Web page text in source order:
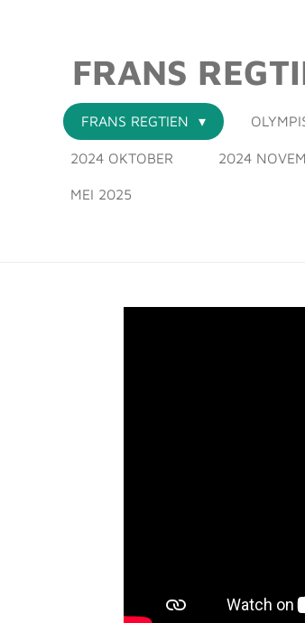
hoofdinhoud
FRANS
FRANS REGTIEN
2024 OKTOBER 2024
MEI 2025